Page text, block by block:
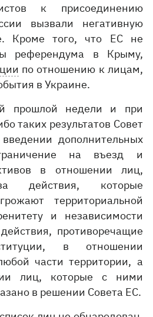
к присоединению
вызвали негативную
Кроме того, что ЕС не
референдума в Крыму,
по отношению к лицам,
в Украине.
прошлой недели и при
таких результатов Совет
дополнительных
на въезд и
в отношении лиц,
действия, которые
территориальной
и независимости
противоречащие
в отношении
части территории, а
лиц, которые с ними
в решении Совета ЕС.